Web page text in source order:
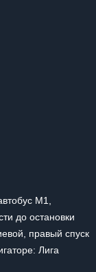
М1,
до остановки
правый спуск
Лига